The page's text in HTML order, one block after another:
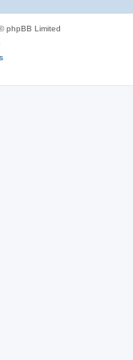
phpBB Limited